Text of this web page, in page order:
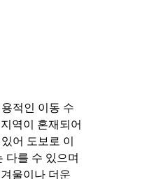
적인 이동 수
역이 혼재되어
어 도보로 이
다를 수 있으며
울이나 더운